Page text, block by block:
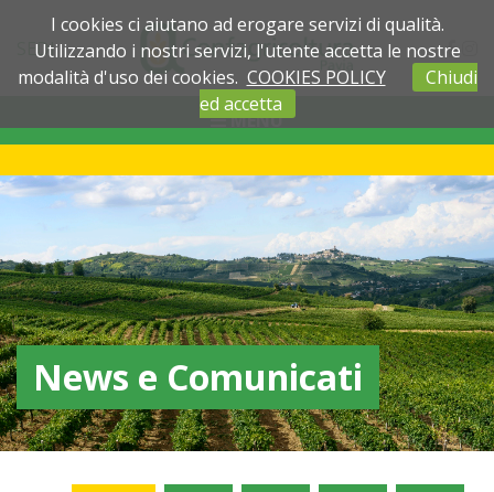
SEDI
MENU
News e Comunicati
I cookies ci aiutano ad erogare servizi di qualità.
Utilizzando i nostri servizi, l'utente accetta le nostre
modalità d'uso dei cookies. COOKIES POLICY
Chiudi
ed accetta